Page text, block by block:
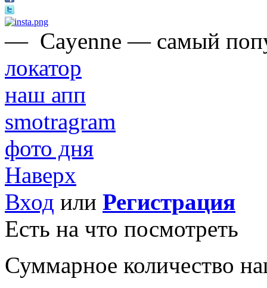
— Сayenne — самый
локатор
наш апп
smotragram
фото дня
Наверх
Вход или Регистрация
Есть на что посмотреть
Суммарное количество